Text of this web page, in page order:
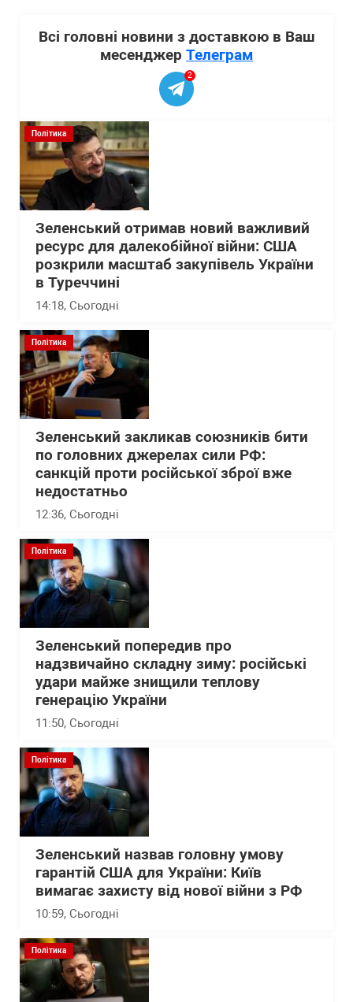
Всі головні новини з доставкою в Ваш
месенджер Телеграм
2
Політика
Зеленський отримав новий важливий
ресурс для далекобійної війни: США
розкрили масштаб закупівель України
в Туреччині
14:18, Сьогодні
Політика
Зеленський закликав союзників бити
по головних джерелах сили РФ:
санкцій проти російської зброї вже
недостатньо
12:36, Сьогодні
Політика
Зеленський попередив про
надзвичайно складну зиму: російські
удари майже знищили теплову
генерацію України
11:50, Сьогодні
Політика
Зеленський назвав головну умову
гарантій США для України: Київ
вимагає захисту від нової війни з РФ
10:59, Сьогодні
Політика